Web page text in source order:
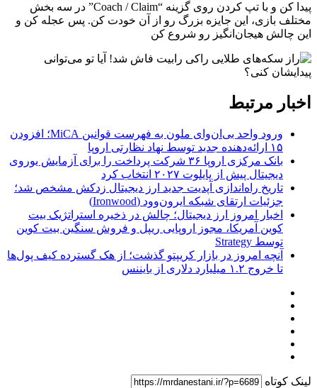
پیدا کن و با تپ کردن روی گزینه “Coach / Claim” در سه بخش
مختلف بازی، این جایزه بزرگ رو از آن خودت کن. پس عجله کن و
این چالش هیجان‌انگیز رو شروع کن
اخبار مرتبط
ورود واحد بی‌ان‌وای ملون به فهرست قوانین MiCA؛ افزودن
۱۵ ارائه‌دهنده جدید توسط نهاد نظارتی اروپا
بانک مرکزی اروپا ۳۶ شرکت پرداخت را برای آزمایش یوروی
دیجیتال پیش از پایلوت ۲۰۲۷ انتخاب کرد
تاریخ راه‌اندازی آپدیت جدید ارز دیجیتال زدکش مشخص شد؛
جزئیات ارتقای شبکه ایرون‌وود (Ironwood)
اخبار امروز ارز دیجیتال؛ چالش در ذخیره استراتژیک بیت
کوین آمریکا، مجوز اروپایی ریپل و فروش سنگین بیت کوین
توسط Strategy
آنچه امروز در بازار کریپتو گذشت؛ از هک گسترده کیف پول‌ها
تا خروج ۱.۲ میلیارد دلاری از بایننس
لینک کوتاه